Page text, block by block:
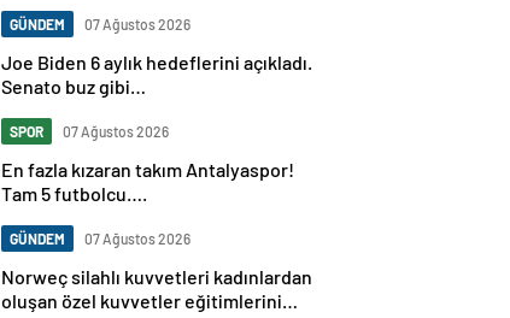
GÜNDEM 07 Ağustos 2026
Joe Biden 6 aylık hedeflerini açıkladı.
Senato buz gibi…
SPOR 07 Ağustos 2026
En fazla kızaran takım Antalyaspor!
Tam 5 futbolcu….
GÜNDEM 07 Ağustos 2026
Norweç silahlı kuvvetleri kadınlardan
oluşan özel kuvvetler eğitimlerini